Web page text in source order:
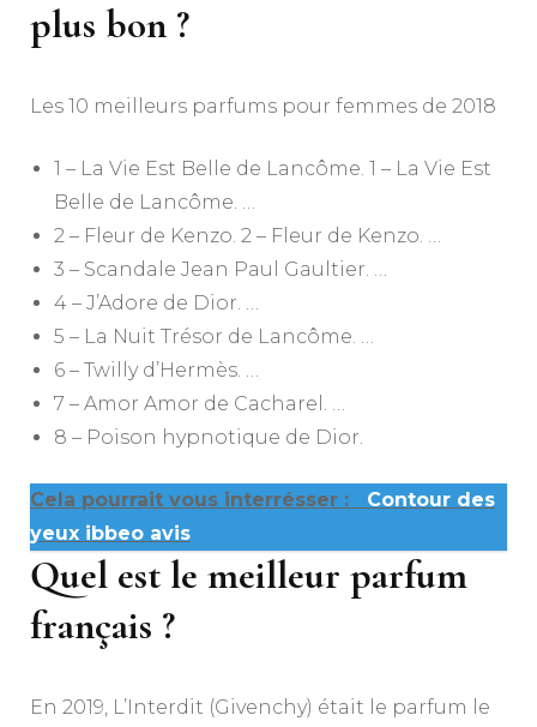
plus bon ?
Les 10 meilleurs parfums pour femmes de 2018
1 – La Vie Est Belle de Lancôme. 1 – La Vie Est
Belle de Lancôme. …
2 – Fleur de Kenzo. 2 – Fleur de Kenzo. …
3 – Scandale Jean Paul Gaultier. …
4 – J’Adore de Dior. …
5 – La Nuit Trésor de Lancôme. …
6 – Twilly d’Hermès. …
7 – Amor Amor de Cacharel. …
8 – Poison hypnotique de Dior.
Cela pourrait vous interrésser :
Contour des
yeux ibbeo avis
Quel est le meilleur parfum
français ?
En 2019, L’Interdit (Givenchy) était le parfum le